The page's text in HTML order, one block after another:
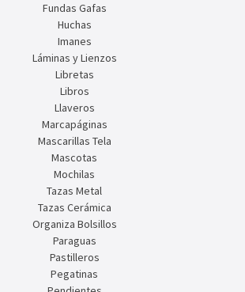
Fundas Gafas
Huchas
Imanes
Láminas y Lienzos
Libretas
Libros
Llaveros
Marcapáginas
Mascarillas Tela
Mascotas
Mochilas
Tazas Metal
Tazas Cerámica
Organiza Bolsillos
Paraguas
Pastilleros
Pegatinas